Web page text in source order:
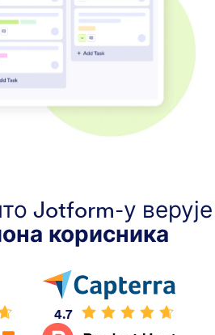
Jotform-у верује
корисника
4.7